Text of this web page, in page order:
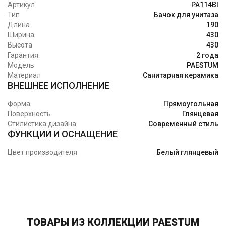
Артикул
PA114BI
Тип
Бачок для унитаза
Длина
190
Ширина
430
Высота
430
Гарантия
2 года
Модель
PAESTUM
Материал
Санитарная керамика
ВНЕШНЕЕ ИСПОЛНЕНИЕ
Форма
Прямоугольная
Поверхность
Глянцевая
Стилистика дизайна
Современный стиль
ФУНКЦИИ И ОСНАЩЕНИЕ
Цвет производителя Белый глянцевый
ТОВАРЫ ИЗ КОЛЛЕКЦИИ PAESTUM